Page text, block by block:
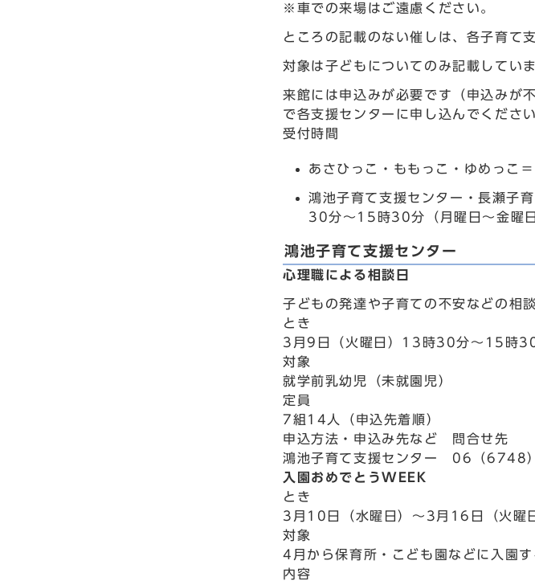
※車での来場はご遠慮ください。
ところの記載のない催しは、各子育て
対象は子どもについてのみ記載してい
来館には申込みが必要です（申込みが
で各支援センターに申し込んでください
受付時間
あさひっこ・ももっこ・ゆめっこ
鴻池子育て支援センター・長瀬子
30分～15時30分（月曜日～金曜日
鴻池子育て支援センター
心理職による相談日
子どもの発達や子育ての不安などの相
とき
3月9日（火曜日）13時30分～15時
対象
就学前乳幼児（未就園児）
定員
7組14人（申込先着順）
申込方法・申込み先など 問合せ先
鴻池子育て支援センター 06（
入園おめでとうWEEK
とき
3月10日（水曜日）～3月16日（火曜
対象
4月から保育所・こども園などに入園す
内容